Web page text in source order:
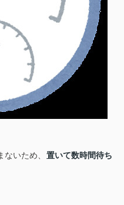
いため、 置いて数時間待ち